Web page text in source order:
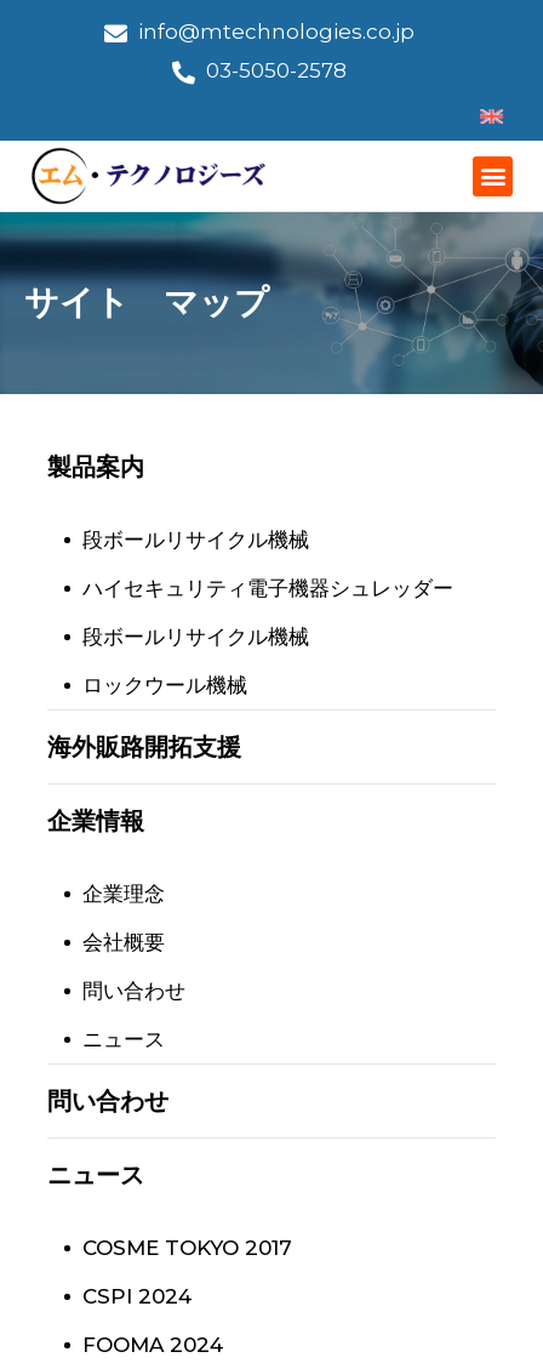
info@mtechnologies.co.jp
03-5050-2578
サイト マップ
製品案内
段ボールリサイクル機械
ハイセキュリティ電子機器シュレッダー
段ボールリサイクル機械
ロックウール機械
海外販路開拓支援
企業情報
企業理念
会社概要
問い合わせ
ニュース
問い合わせ
ニュース
COSME TOKYO 2017
CSPI 2024
FOOMA 2024